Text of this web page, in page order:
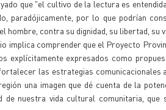
que "el cultivo de la lectura es
paradójicamente, por lo que podrían
hombre, contra su dignidad, su libertad, su
implica comprender que el Proyecto
explícitamente expresados como
las estrategias comunicacionales
una imagen que dé cuenta de la
de nuestra vida cultural comunitaria,